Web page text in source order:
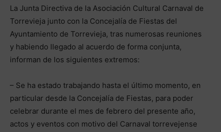
La Junta Directiva de la Asociación Cultural Carnaval de
Torrevieja junto con la Concejalía de Fiestas del
Ayuntamiento de Torrevieja, tras numerosas reuniones
y habiendo llegado al acuerdo de forma conjunta,
informan de los siguientes extremos:
– Se ha estado trabajando hasta el último momento, en
particular desde la Concejalía de Fiestas, para poder
celebrar durante el mes de febrero del presente año,
actos y eventos con motivo del Carnaval torrevejense